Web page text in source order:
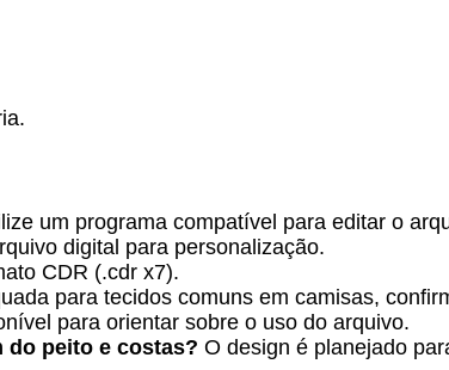
um programa compatível para editar o
digital para personalização.
CDR (.cdr x7).
para tecidos comuns em camisas,
para orientar sobre o uso do arquivo.
do peito e costas? O design é planejado